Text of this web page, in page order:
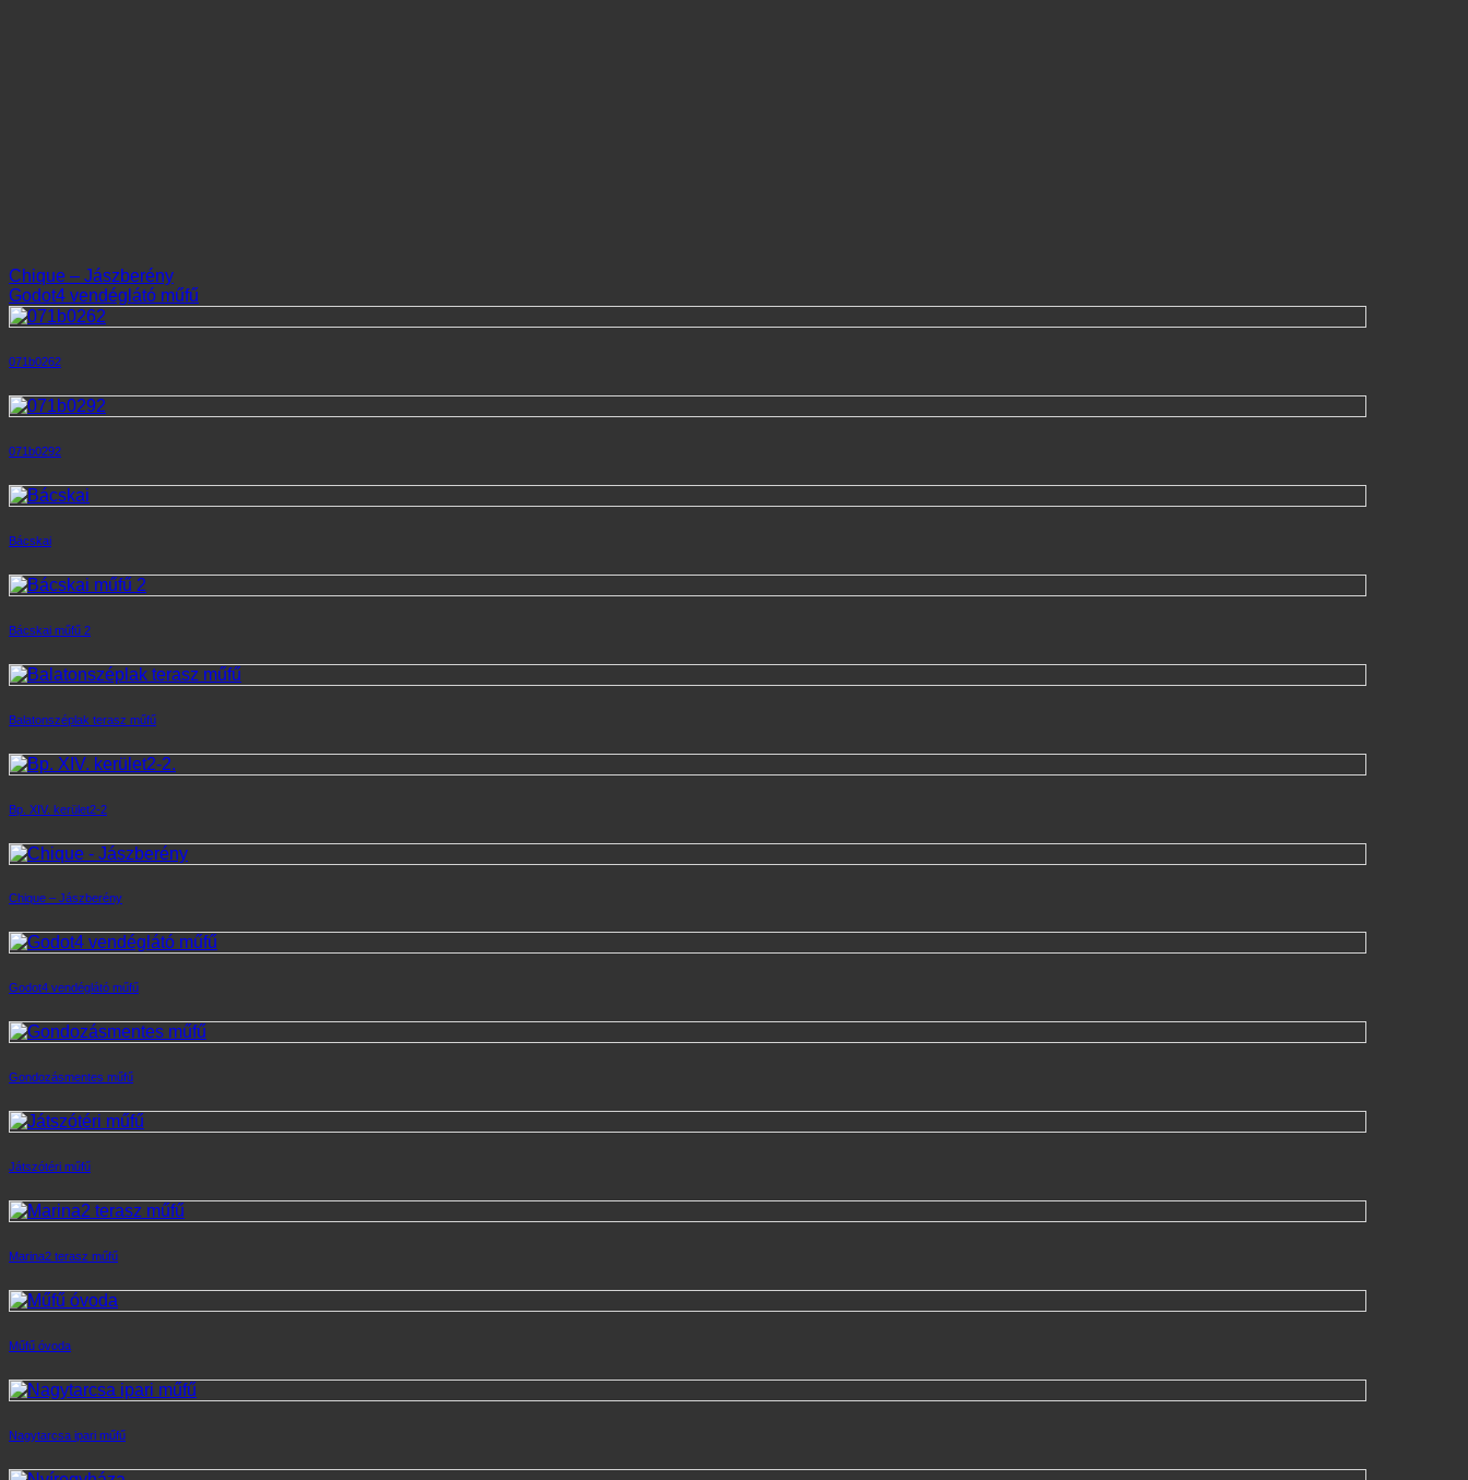
Chique – Jászberény
Godot4 vendéglátó műfű
071b0262
071b0292
Bácskai
Bácskai műfű 2
Balatonszéplak terasz műfű
Bp. XIV. kerület2-2
Chique – Jászberény
Godot4 vendéglátó műfű
Gondozásmentes műfű
Játszótéri műfű
Marina2 terasz műfű
Műfű óvoda
Nagytarcsa ipari műfű